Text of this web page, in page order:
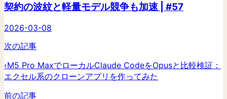
契約の波紋と軽量モデル競争も加速 | #57
2026-03-08
次の記事
‹M5 Pro MaxでローカルClaude CodeをOpusと比較検証：
エクセル系のクローンアプリを作ってみた
前の記事